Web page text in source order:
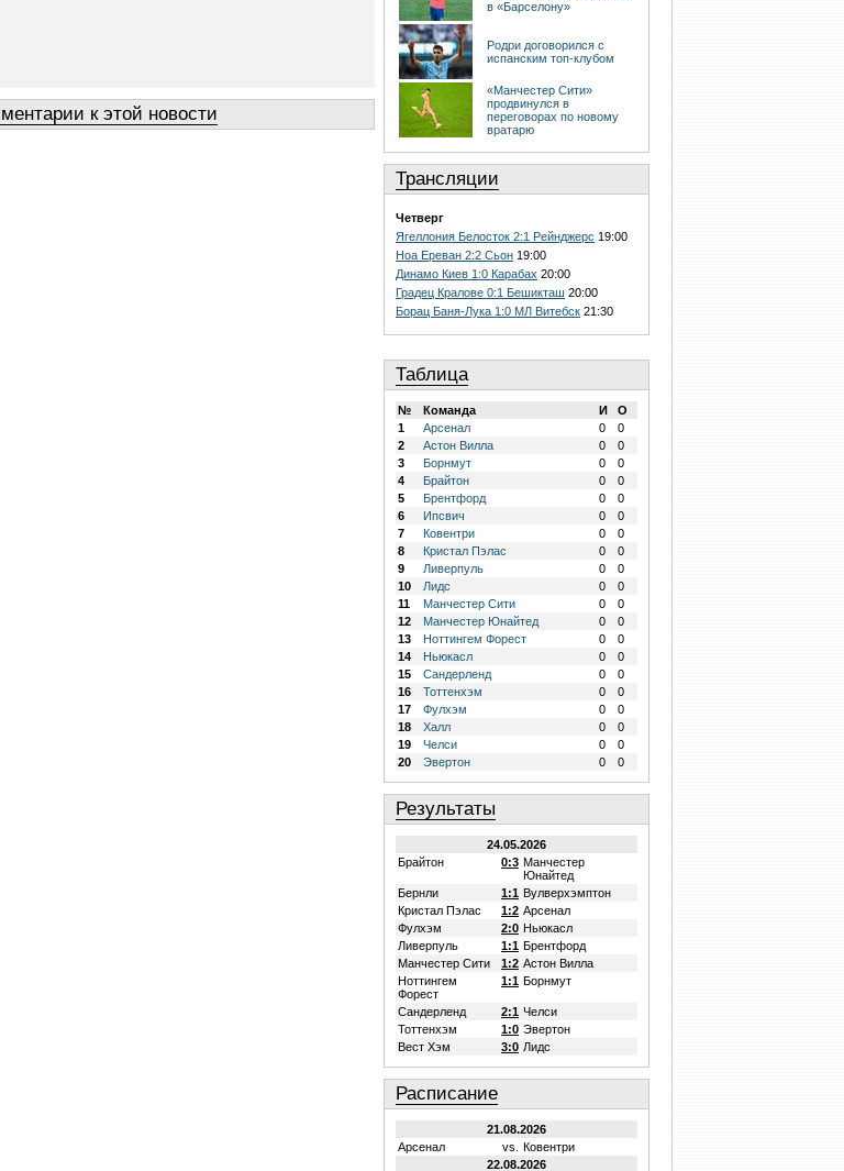
к этой новости
в «Барселону»
Родри договорился с
испанским топ-клубом
«Манчестер Сити»
продвинулся в
переговорах по новому
вратарю
Трансляции
Четверг
Ягеллония Белосток 2:1 Рейнджерс 19:00
Ноа Ереван 2:2 Сьон 19:00
Динамо Киев 1:0 Карабах 20:00
Градец Кралове 0:1 Бешикташ 20:00
Борац Баня-Лука 1:0 МЛ Витебск 21:30
Таблица
№ Команда И
О
1
Арсенал 0
0
2
Астон Вилла 0
0
3
Борнмут 0
0
4
Брайтон 0
0
5
Брентфорд 0
0
6
Ипсвич 0
0
7
Ковентри 0
0
8
Кристал Пэлас 0
0
9
Ливерпуль 0
0
10
Лидс 0
0
11
Манчестер Сити 0
0
12
Манчестер Юнайтед 0
0
13
Ноттингем Форест 0
0
14
Ньюкасл 0
0
15
Сандерленд 0
0
16
Тоттенхэм 0
0
17
Фулхэм 0
0
18
Халл 0
0
19
Челси 0
0
20
Эвертон 0 0
Результаты
24.05.2026
Брайтон
0:3 Манчестер
Юнайтед
Бернли
1:1 Вулверхэмптон
Кристал Пэлас
1:2 Арсенал
Фулхэм
2:0 Ньюкасл
Ливерпуль
1:1 Брентфорд
Манчестер Сити
1:2 Астон Вилла
Ноттингем
Форест
1:1 Борнмут
Сандерленд 2:1 Челси
Тоттенхэм
1:0 Эвертон
Вест Хэм
3:0 Лидс
Расписание
21.08.2026
Арсенал
vs.
Ковентри
22.08.2026